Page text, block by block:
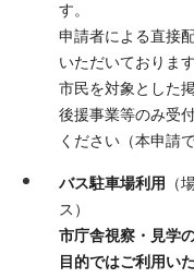
す。
申請者による直接
いただいております
市民を対象とした
後援事業等のみ受
ください（本申請
バス駐車場利用
（
ス）
市庁舎視察・見学
目的ではご利用い